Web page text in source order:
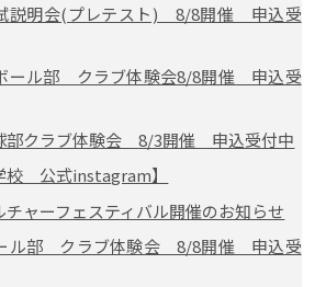
説明会(プレテスト) 8/8開催 申込受
ール部 クラブ体験会8/8開催 申込受
部クラブ体験会 8/3開催 申込受付中
校 公式instagram】
ャーフェスティバル開催のお知らせ
ル部 クラブ体験会 8/8開催 申込受